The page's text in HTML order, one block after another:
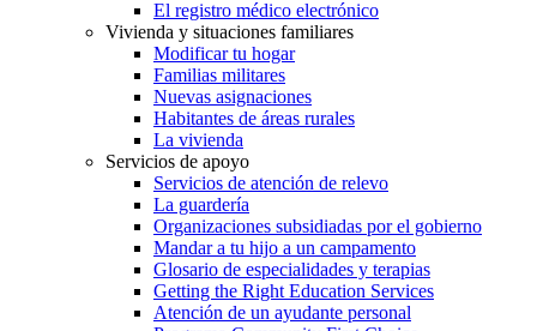
El registro médico electrónico
Vivienda y situaciones familiares
Modificar tu hogar
Familias militares
Nuevas asignaciones
Habitantes de áreas rurales
La vivienda
Servicios de apoyo
Servicios de atención de relevo
La guardería
Organizaciones subsidiadas por el gobierno
Mandar a tu hijo a un campamento
Glosario de especialidades y terapias
Getting the Right Education Services
Atención de un ayudante personal